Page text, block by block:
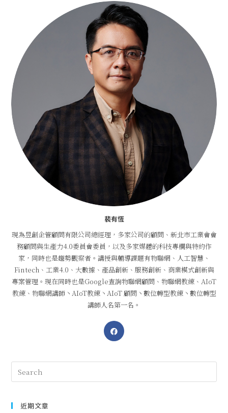
裴有恆
現為昱創企管顧問有限公司總經理，多家公司的顧問、新北市工業會會
務顧問與生產力4.0委員會委員，以及多家媒體的科技專欄與特約作
家，同時也是趨勢觀察者。講授與輔導課題有物聯網、人工智慧、
Fintech、工業4.0、大數據、產品創新、服務創新、商業模式創新與
專案管理。現在同時也是Google查詢物聯網顧問、物聯網教練、AIoT
教練、物聯網講師丶AIoT教練丶AIoT 顧問丶數位轉型教練丶數位轉型
講師人名第一名。
近期文章